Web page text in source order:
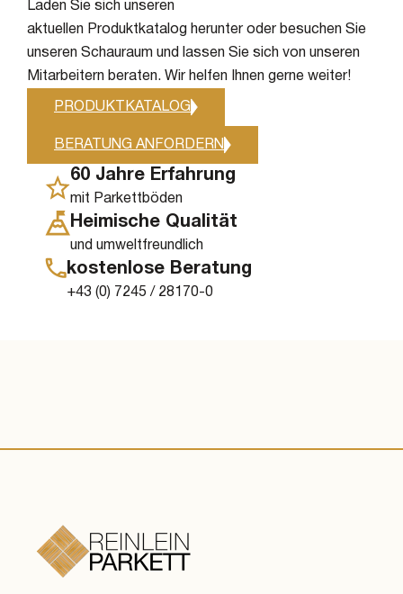
Laden Sie sich unseren
aktuellen Produktkatalog herunter oder besuchen Sie
unseren Schauraum und lassen Sie sich von unseren
Mitarbeitern beraten. Wir helfen Ihnen gerne weiter!
PRODUKTKATALOG
BERATUNG ANFORDERN
60 Jahre Erfahrung
mit Parkettböden
Heimische Qualität
und umweltfreundlich
kostenlose Beratung
+43 (0) 7245 / 28170-0